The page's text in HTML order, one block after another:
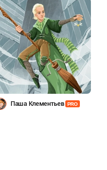
Паша Клементьев PRO